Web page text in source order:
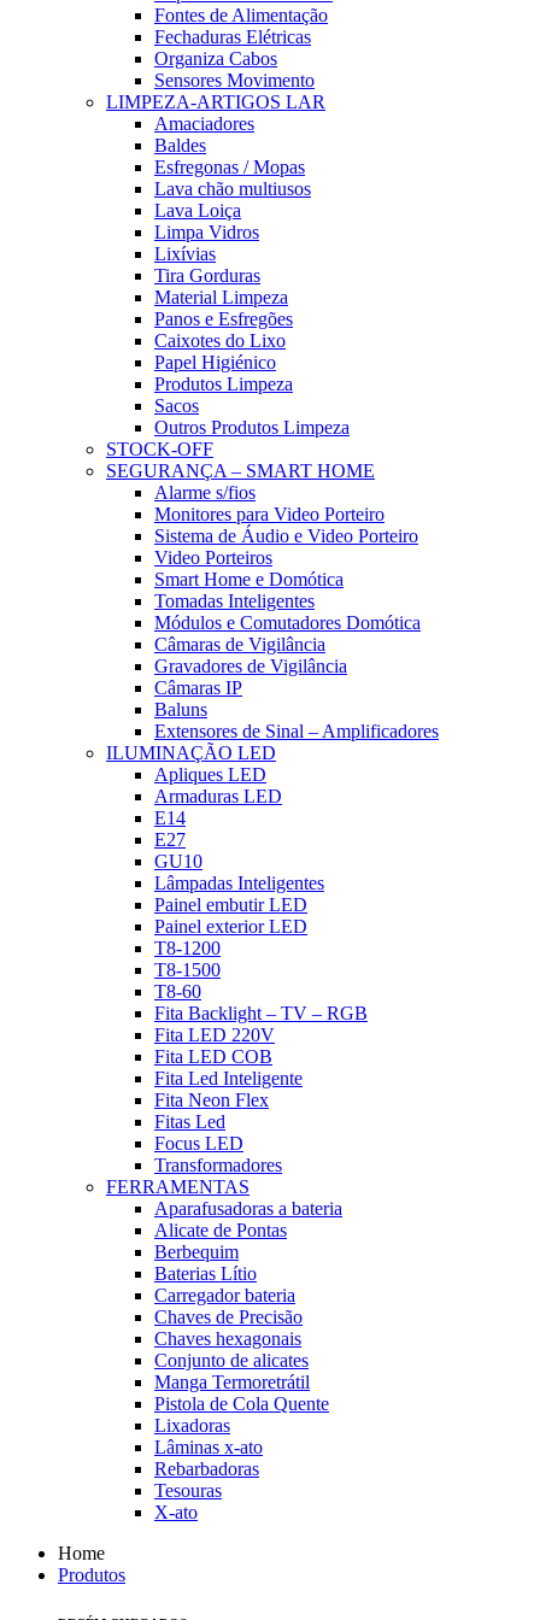
Fontes de Alimentação
Fechaduras Elétricas
Organiza Cabos
Sensores Movimento
LIMPEZA-ARTIGOS LAR
Amaciadores
Baldes
Esfregonas / Mopas
Lava chão multiusos
Lava Loiça
Limpa Vidros
Lixívias
Tira Gorduras
Material Limpeza
Panos e Esfregões
Caixotes do Lixo
Papel Higiénico
Produtos Limpeza
Sacos
Outros Produtos Limpeza
STOCK-OFF
SEGURANÇA – SMART HOME
Alarme s/fios
Monitores para Video Porteiro
Sistema de Áudio e Video Porteiro
Video Porteiros
Smart Home e Domótica
Tomadas Inteligentes
Módulos e Comutadores Domótica
Câmaras de Vigilância
Gravadores de Vigilância
Câmaras IP
Baluns
Extensores de Sinal – Amplificadores
ILUMINAÇÃO LED
Apliques LED
Armaduras LED
E14
E27
GU10
Lâmpadas Inteligentes
Painel embutir LED
Painel exterior LED
T8-1200
T8-1500
T8-60
Fita Backlight – TV – RGB
Fita LED 220V
Fita LED COB
Fita Led Inteligente
Fita Neon Flex
Fitas Led
Focus LED
Transformadores
FERRAMENTAS
Aparafusadoras a bateria
Alicate de Pontas
Berbequim
Baterias Lítio
Carregador bateria
Chaves de Precisão
Chaves hexagonais
Conjunto de alicates
Manga Termoretrátil
Pistola de Cola Quente
Lixadoras
Lâminas x-ato
Rebarbadoras
Tesouras
X-ato
Home
Produtos